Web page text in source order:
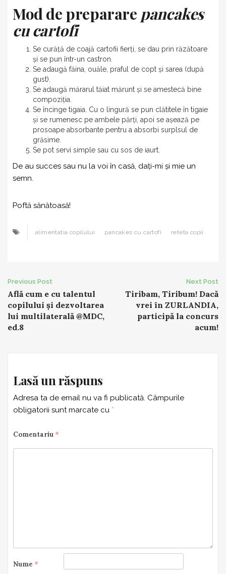
Mod de preparare pancakes
cu cartofi
Se curăță de coajă cartofii fierți, se dau prin răzătoare
și se pun într-un castron.
Se adaugă făina, ouăle, praful de copt și sarea (după
gust).
Se adaugă mărarul tăiat mărunt și se amestecă bine
compoziția.
Se încinge tigaia. Cu o lingură se pun clătitele în tigaie
și se rumenesc pe ambele părți, apoi se așează pe
prosoape absorbante pentru a absorbi surplsul de
grăsime.
Se pot servi simple sau cu sos de iaurt.
De au succes sau nu la voi în casă, dați-mi și mie un
semn.
Poftă sănătoasă!
alimentatia copilului pancakes cu cartofi reteta copii
Post
navigation
Previous Post
Află cum e cu talentul
copilului și dezvoltarea
lui multilaterală @MDC,
ed.8
Next Post
Tiribam, Tiribum! Dacă
vrei în ZURLANDIA,
participă la concurs
acum!
Lasă un răspuns
Adresa ta de email nu va fi publicată. Câmpurile
obligatorii sunt marcate cu *
Comentariu *
Nume *